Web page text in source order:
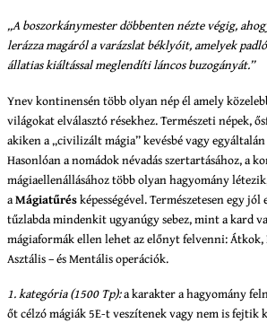
„A boszorkánymester döbbenten nézte végig,
lerázza magáról a varázslat béklyóit, amelyek
állatias kiáltással meglendíti láncos buzogányát.”
Ynev kontinensén több olyan nép él amely
világokat elválasztó résekhez. Természeti népek,
akiken a „civilizált mágia” kevésbé vagy
Hasonlóan a nomádok névadás szertartásához, a
mágiaellenállásához több olyan hagyomány
aMágiatűrésképességével. Természetesen egy
tűzlabda mindenkit ugyanúgy sebez, mint a kard
mágiaformák ellen lehet az előnyt felvenni: Átkok,
Asztális – és Mentális operációk.
1. kategória (1500 Tp):a karakter a hagyomány
őt célzó mágiák 5E-t veszítenek vagy nem is fejtik